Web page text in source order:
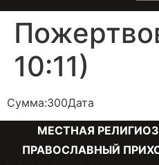
10:11)
Сумма:300Дата
МЕСТНАЯ
ПРАВОСЛАВНЫЙ